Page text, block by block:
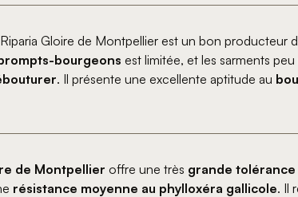
Gloire de Montpellier est un bon producteur
bourgeons est limitée, et les sarments
. Il présente une excellente aptitude au
de Montpellier offre une très grande tolérance
résistance moyenne au phylloxéra gallicole. Il